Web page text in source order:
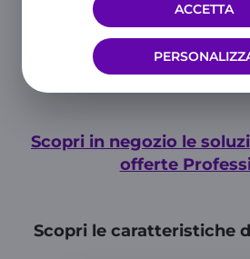
ACCETTA
Scopri in negozio le
offerte
Scopri le caratteristiche